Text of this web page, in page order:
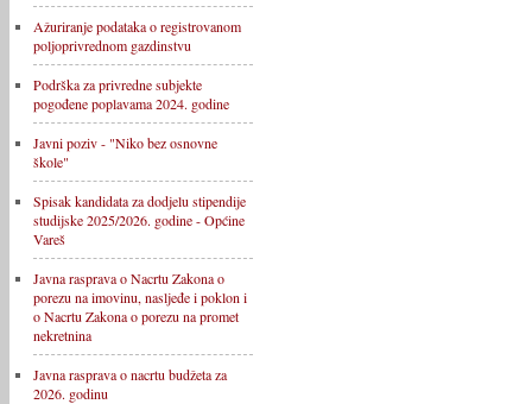
Ažuriranje podataka o registrovanom
poljoprivrednom gazdinstvu
Podrška za privredne subjekte
pogođene poplavama 2024. godine
Javni poziv - "Niko bez osnovne
škole"
Spisak kandidata za dodjelu stipendije
studijske 2025/2026. godine - Općine
Vareš
Javna rasprava o Nacrtu Zakona o
porezu na imovinu, nasljeđe i poklon i
o Nacrtu Zakona o porezu na promet
nekretnina
Javna rasprava o nacrtu budžeta za
2026. godinu